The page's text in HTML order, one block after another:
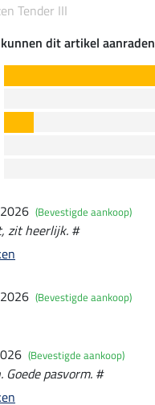
Tender III
dit artikel aanraden
(Bevestigde aankoop)
zit heerlijk. #
(Bevestigde aankoop)
(Bevestigde aankoop)
pasvorm. #